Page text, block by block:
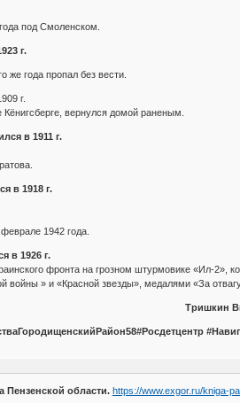
под Смоленском.
г.
же года пропал без вести.
г.
вернулся домой раненым.
в 1911 г.
в 1918 г.
1942 года.
в 1926 г.
фронта на грозном штурмовике «Ил-
войны » и «Красной звезды», медалями «За
Тришкин
Пензенской области. https://www.exgor.ru/kniga-